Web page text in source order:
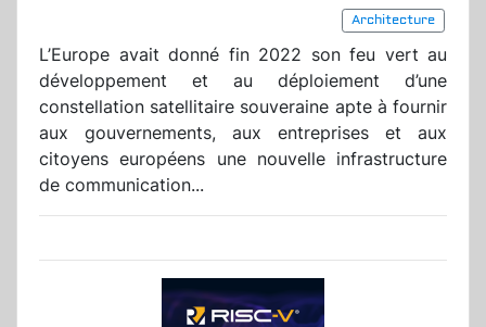
Architecture
L’Europe avait donné fin 2022 son feu vert au
développement et au déploiement d’une
constellation satellitaire souveraine apte à fournir
aux gouvernements, aux entreprises et aux
citoyens européens une nouvelle infrastructure
de communication...